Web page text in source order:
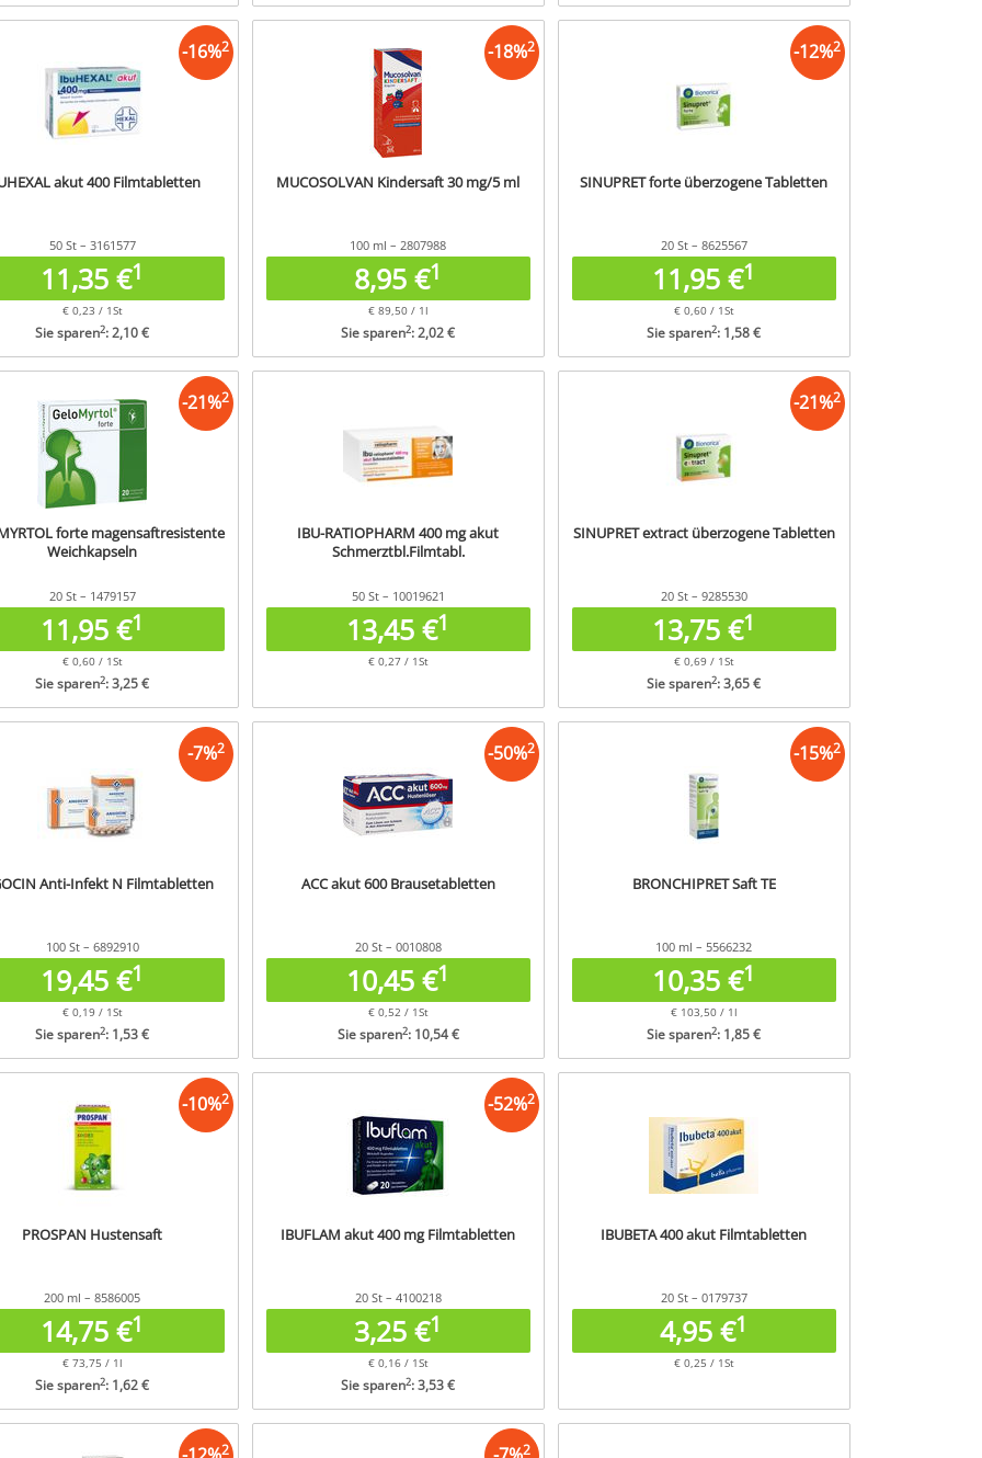
akut 400 Filmtabletten
50 St – 3161577
11,35 €1
€ 0,23 / 1St
Sie sparen2: 2,10 €
-16%2
MUCOSOLVAN Kindersaft 30 mg/5 ml
100 ml – 2807988
8,95 €1
€ 89,50 / 1l
Sie sparen2: 2,02 €
-18%2
SINUPRET forte überzogene Tabletten
20 St – 8625567
11,95 €1
€ 0,60 / 1St
Sie sparen2: 1,58 €
-12%2
forte magensaftresistente
Weichkapseln
20 St – 1479157
11,95 €1
€ 0,60 / 1St
Sie sparen2: 3,25 €
-21%2
IBU-RATIOPHARM 400 mg akut
Schmerztbl.Filmtabl.
50 St – 10019621
13,45 €1
€ 0,27 / 1St
SINUPRET extract überzogene Tabletten
20 St – 9285530
13,75 €1
€ 0,69 / 1St
Sie sparen2: 3,65 €
-21%2
Anti-Infekt N Filmtabletten
100 St – 6892910
19,45 €1
€ 0,19 / 1St
Sie sparen2: 1,53 €
-7%2
ACC akut 600 Brausetabletten
20 St – 0010808
10,45 €1
€ 0,52 / 1St
Sie sparen2: 10,54 €
-50%2
BRONCHIPRET Saft TE
100 ml – 5566232
10,35 €1
€ 103,50 / 1l
Sie sparen2: 1,85 €
-15%2
PROSPAN Hustensaft
200 ml – 8586005
14,75 €1
€ 73,75 / 1l
Sie sparen2: 1,62 €
-10%2
IBUFLAM akut 400 mg Filmtabletten
20 St – 4100218
3,25 €1
€ 0,16 / 1St
Sie sparen2: 3,53 €
-52%2
IBUBETA 400 akut Filmtabletten
20 St – 0179737
4,95 €1
€ 0,25 / 1St
2 2